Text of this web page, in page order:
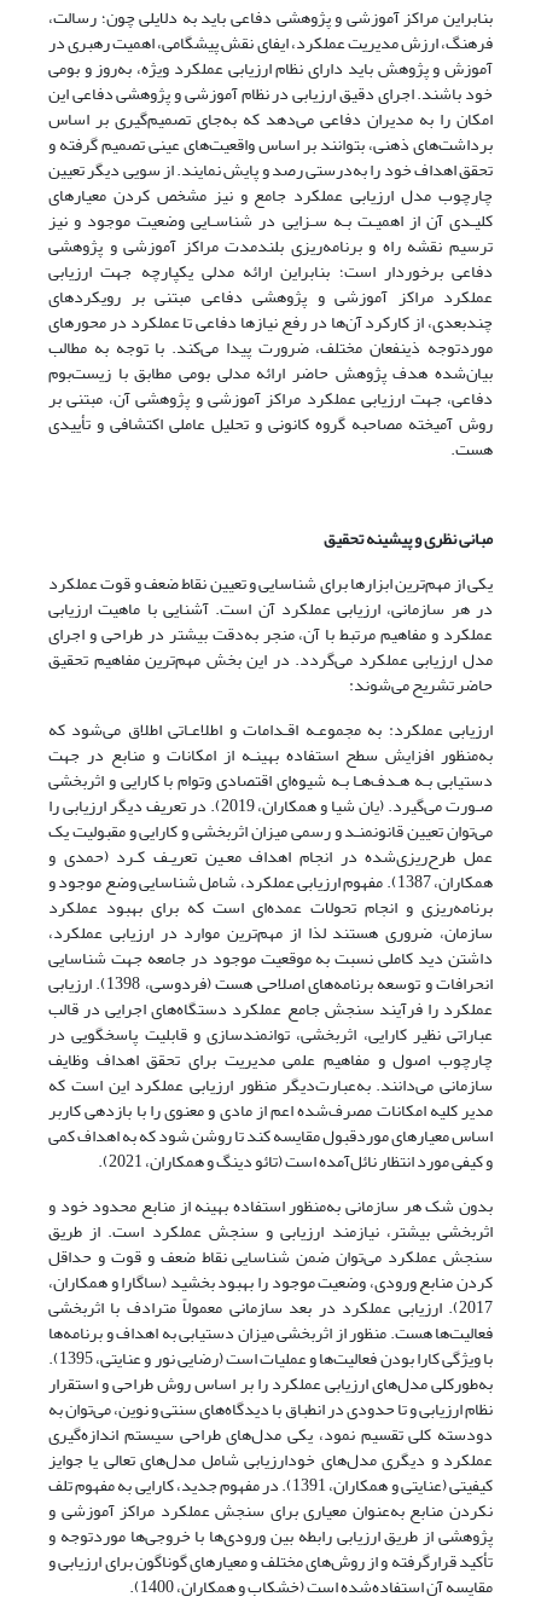
بنابراین مراکز آموزشی و پژوهشی دفاعی باید به دلایلی چون؛ رسالت،
فرهنگ، ارزش مدیریت عملکرد، ایفای نقش پیشگامی، اهمیت رهبری در
آموزش و پژوهش باید دارای نظام ارزیابی عملکرد ویژه، ‌به‌روز و بومی
خود باشند. اجرای دقیق ارزیابی در نظام آموزشی و پژوهشی دفاعی این
امکان را به مدیران دفاعی می‌دهد که به‌جای تصمیم‌گیری بر اساس
برداشت‌های ذهنی، بتوانند بر اساس واقعیت‌های عینی تصمیم گرفته و
تحقق اهداف خود را به‌درستی رصد و پایش نمایند. از سویی دیگر تعیین
چارچوب مدل ارزیابی عملکرد جامع و نیز مشخص کردن معیارهای
کلیـدی آن از اهمیـت بـه سـزایی در شناسـایی وضعیت موجود و نیز
ترسیم نقشه راه و برنامه‌ریزی بلندمدت مراکز آموزشی و پژوهشی
دفاعی برخوردار است؛ بنابراین ارائه مدلی یکپارچه جهت ارزیابی
عملکرد مراکز آموزشی و پژوهشی دفاعی مبتنی بر رویکردهای
چندبعدی، از کارکرد آن‌ها در رفع نیازها دفاعی تا عملکرد در محورهای
موردتوجه ذینفعان مختلف، ضرورت پیدا می‌کند. با توجه به مطالب
بیان‌شده هدف پژوهش حاضر ارائه مدلی بومی مطابق با زیست‌بوم
دفاعی، جهت ارزیابی عملکرد مراکز آموزشی و پژوهشی آن، مبتنی بر
روش آمیخته مصاحبه گروه کانونی و تحلیل عاملی اکتشافی و تأییدی
هست.
مبانی نظری و پیشینه تحقیق
یکی از مهم‌ترین ابزارها برای شناسایی و تعیین نقاط ضعف و قوت عملکرد
در هر سازما‌نی، ارزیابی عملکرد آن است. آشنایی با ماهیت ارزیابی
عملکرد و مفاهیم مرتبط با آن، منجر به‌دقت بیشتر در طراحی و اجرای
مدل ارزیابی عملکرد می‌گردد. در این بخش مهم‌ترین مفاهیم تحقیق
حاضر تشریح می‌شوند:
ارزیابی عملکرد: به مجموعـه اقـدامات و اطلاعـاتی اطلاق می‌شود که
به‌منظور افزایش سطح استفاده بهینـه از امکانات و منابع در جهت
دستیابی بـه هـدف‌هـا بـه شیوه‌ای اقتصادی وتوام با کارایی و اثربخشی
صـورت می‌گیرد. (یان شیا و همکاران، 2019). در تعریف دیگر ارزیابی را
می‌توان تعیین قانونمنـد و رسمی میزان اثربخشی و کارایی و مقبولیت یک
عمل طرح‌ریزی‌شده در انجام اهداف معـین تعریـف کـرد (حمدی و
همکاران، 1387). مفهوم ارزیابی عملکرد، شامل شناسایی وضع موجود و
برنامه‌ریزی و انجام تحولات عمده‌ای است که برای بهبود عملکرد
سازمان، ضروری هستند لذا از مهم‌ترین موارد در ارزیابی عملکرد،
داشتن دید کاملی نسبت به موقعیت موجود در جامعه جهت شناسایی
انحرافات و توسعه برنامه‌های اصلاحی هست (فردوسی، 1398). ارزیابی
عملکرد را فرآیند سنجش جامع عملکرد دستگاه‌های اجرایی در قالب
عباراتی نظیر کارایی، اثربخشی، توانمندسازی و قابلیت پاسخگویی در
چارچوب اصول و مفاهیم علمی مدیریت برای تحقق اهداف وظایف
سازمانی می‌دانند. به‌عبارت‌دیگر منظور ارزیابی عملکرد این است که
مدیر کلیه امکانات مصرف‌شده اعم از مادی و معنوی را با بازدهی کاربر
اساس معیارهای موردقبول مقایسه کند تا روشن شود که به اهداف کمی
و کیفی مورد انتظار نائل‌آمده است (تائو دینگ و همکاران، 2021).
بدون شک هر سازمانی به‌منظور استفاده بهینه از منابع محدود خود و
اثربخشی بیشتر، نیازمند ارزیابی و سنجش عملکرد است. از طریق
سنجش عملکرد می‌توان ضمن شناسایی نقاط ضعف و قوت و حداقل
کردن منابع ورودی، وضعیت موجود را بهبود بخشید (ساگارا و همکاران،
2017). ارزیابی عملکرد در بعد سازمانی معمولاً مترادف با اثربخشی
فعالیت‌ها هست. منظور از اثربخشی میزان دستیابی به اهداف و برنامه‌ها
با ویژگی کارا بودن فعالیت‌ها و عملیات است (رضایی نور و عنایتی، 1395).
به‌طورکلی مدل‌های ارزیابی عملکرد را بر اساس روش طراحی و استقرار
نظام ارزیابی و تا حدودی در انطباق با دیدگاه‌های سنتی و نوین، می‌توان به
دودسته کلی تقسیم نمود، یکی مدل‌های طراحی سیستم اندازه‌گیری
عملکرد و دیگری مدل‌های خودارزیابی شامل مدل‌های تعالی یا جوایز
کیفیتی (عنایتی و همکاران، 1391). در مفهوم جدید، کارایی به مفهوم تلف
نکردن منابع به‌عنوان معیاری برای سنجش عملکرد مراکز آموزشی و
پژوهشی از طریق ارزیابی رابطه بین ورودی‌ها با خروجی‌ها موردتوجه و
تأکید قرارگرفته و از روش‌های مختلف و معیارهای گوناگون برای ارزیابی و
مقایسه آن استفاده‌شده است (خشکاب و همکاران، 1400).